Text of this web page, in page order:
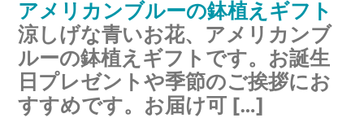
アメリカンブルーの鉢植えギフト
涼しげな青いお花、アメリカンブ
ルーの鉢植えギフトです。お誕生
日プレゼントや季節のご挨拶にお
すすめです。お届け可 […]